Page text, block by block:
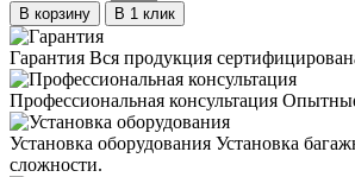
В корзину В 1 клик
Гарантия Вся продукция
Профессиональная консультация
Установка оборудования Установка
сложности.